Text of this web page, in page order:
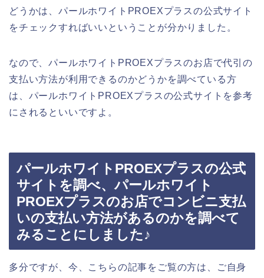
どうかは、パールホワイトPROEXプラスの公式サイト
をチェックすればいいということが分かりました。
なので、パールホワイトPROEXプラスのお店で代引の
支払い方法が利用できるのかどうかを調べている方
は、パールホワイトPROEXプラスの公式サイトを参考
にされるといいですよ。
パールホワイトPROEXプラスの公式
サイトを調べ、パールホワイト
PROEXプラスのお店でコンビニ支払
いの支払い方法があるのかを調べて
みることにしました♪
多分ですが、今、こちらの記事をご覧の方は、ご自身